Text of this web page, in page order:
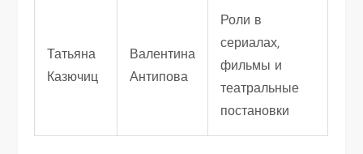
Татьяна
Казючиц
Валентина
Антипова
Роли в
сериалах,
фильмы и
театральные
постановки